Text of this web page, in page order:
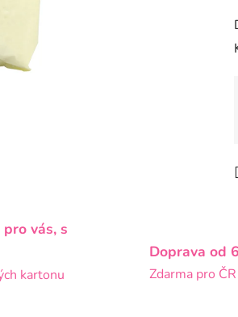
vás, s
kartonu
Doprava od
Zdarma pro